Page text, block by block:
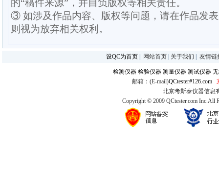
的“稿件来源”，并自负版权等相关责任。
③ 如涉及作品内容、版权等问题，请在作品发
则视为放弃相关权利。
设QC为首页 网站首页 关于我们 友情链
检测仪器 检验仪器 测量仪器 测试仪器
邮箱：(E-mail)QCtester#126.com
北京考斯泰仪器信息
Copyright © 2009 QCtester.com Inc.All